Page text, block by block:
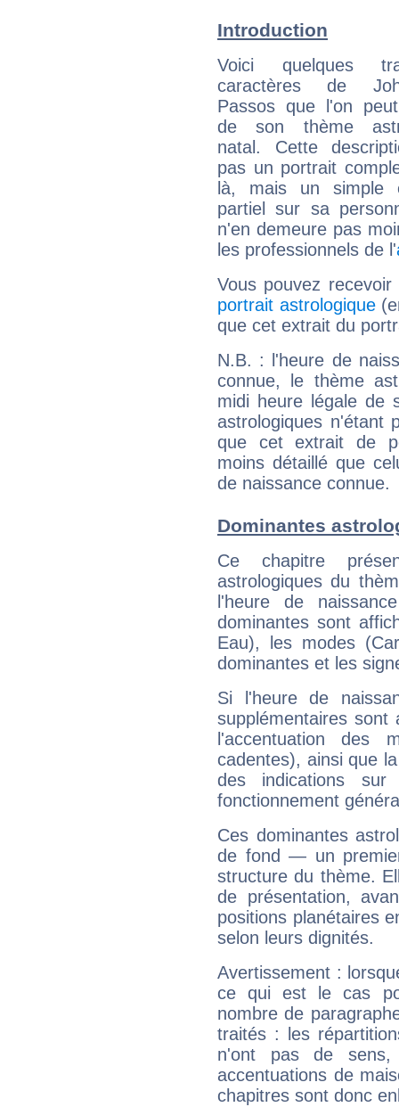
Introduction
Voici quelques
caractères de
Passos que l'on
de son thème
natal. Cette
pas un portrait
là, mais un simple
partiel sur sa
n'en demeure pas
les professionnels de l'
Vous pouvez
portrait astrologique
que cet extrait du
N.B. : l'heure de
connue, le thème
midi heure légale de
astrologiques n'étant
que cet extrait de
moins détaillé que
de naissance connue.
Dominantes
Ce chapitre
astrologiques du
l'heure de
dominantes sont
Eau), les modes
dominantes et les
Si l'heure de
supplémentaires sont
l'accentuation des
cadentes), ainsi que
des indications sur
fonctionnement
Ces dominantes
de fond — un
structure du thème.
de présentation,
positions planétaires
selon leurs dignités.
Avertissement :
ce qui est le cas
nombre de
traités : les
n'ont pas de sens,
accentuations de
chapitres sont donc